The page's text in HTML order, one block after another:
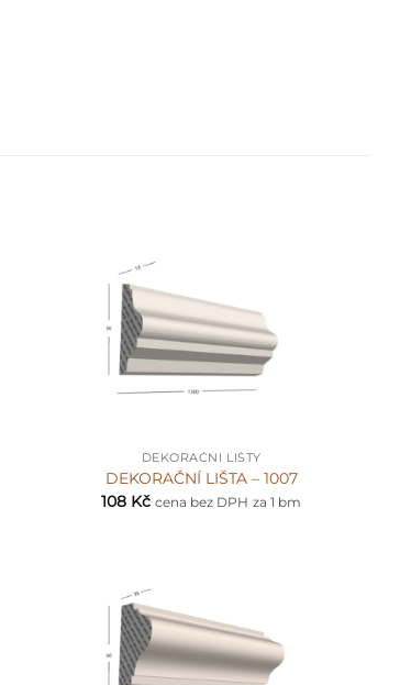
DEKORAČNÍ LIŠTY
DEKORAČNÍ LIŠTA – 1007
108 Kč cena bez DPH za 1 bm